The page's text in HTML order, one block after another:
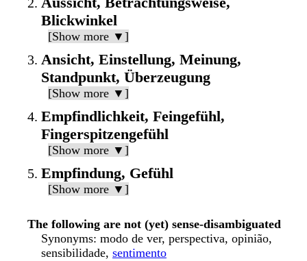
Blickwinkel
[Show more ▼]
Ansicht, Einstellung, Meinung,
Standpunkt, Überzeugung
[Show more ▼]
Empfindlichkeit, Feingefühl,
Fingerspitzengefühl
[Show more ▼]
Empfindung, Gefühl
[Show more ▼]
The following are not (yet) sense-disambiguated
Synonyms: modo de ver, perspectiva, opinião,
sensibilidade, sentimento